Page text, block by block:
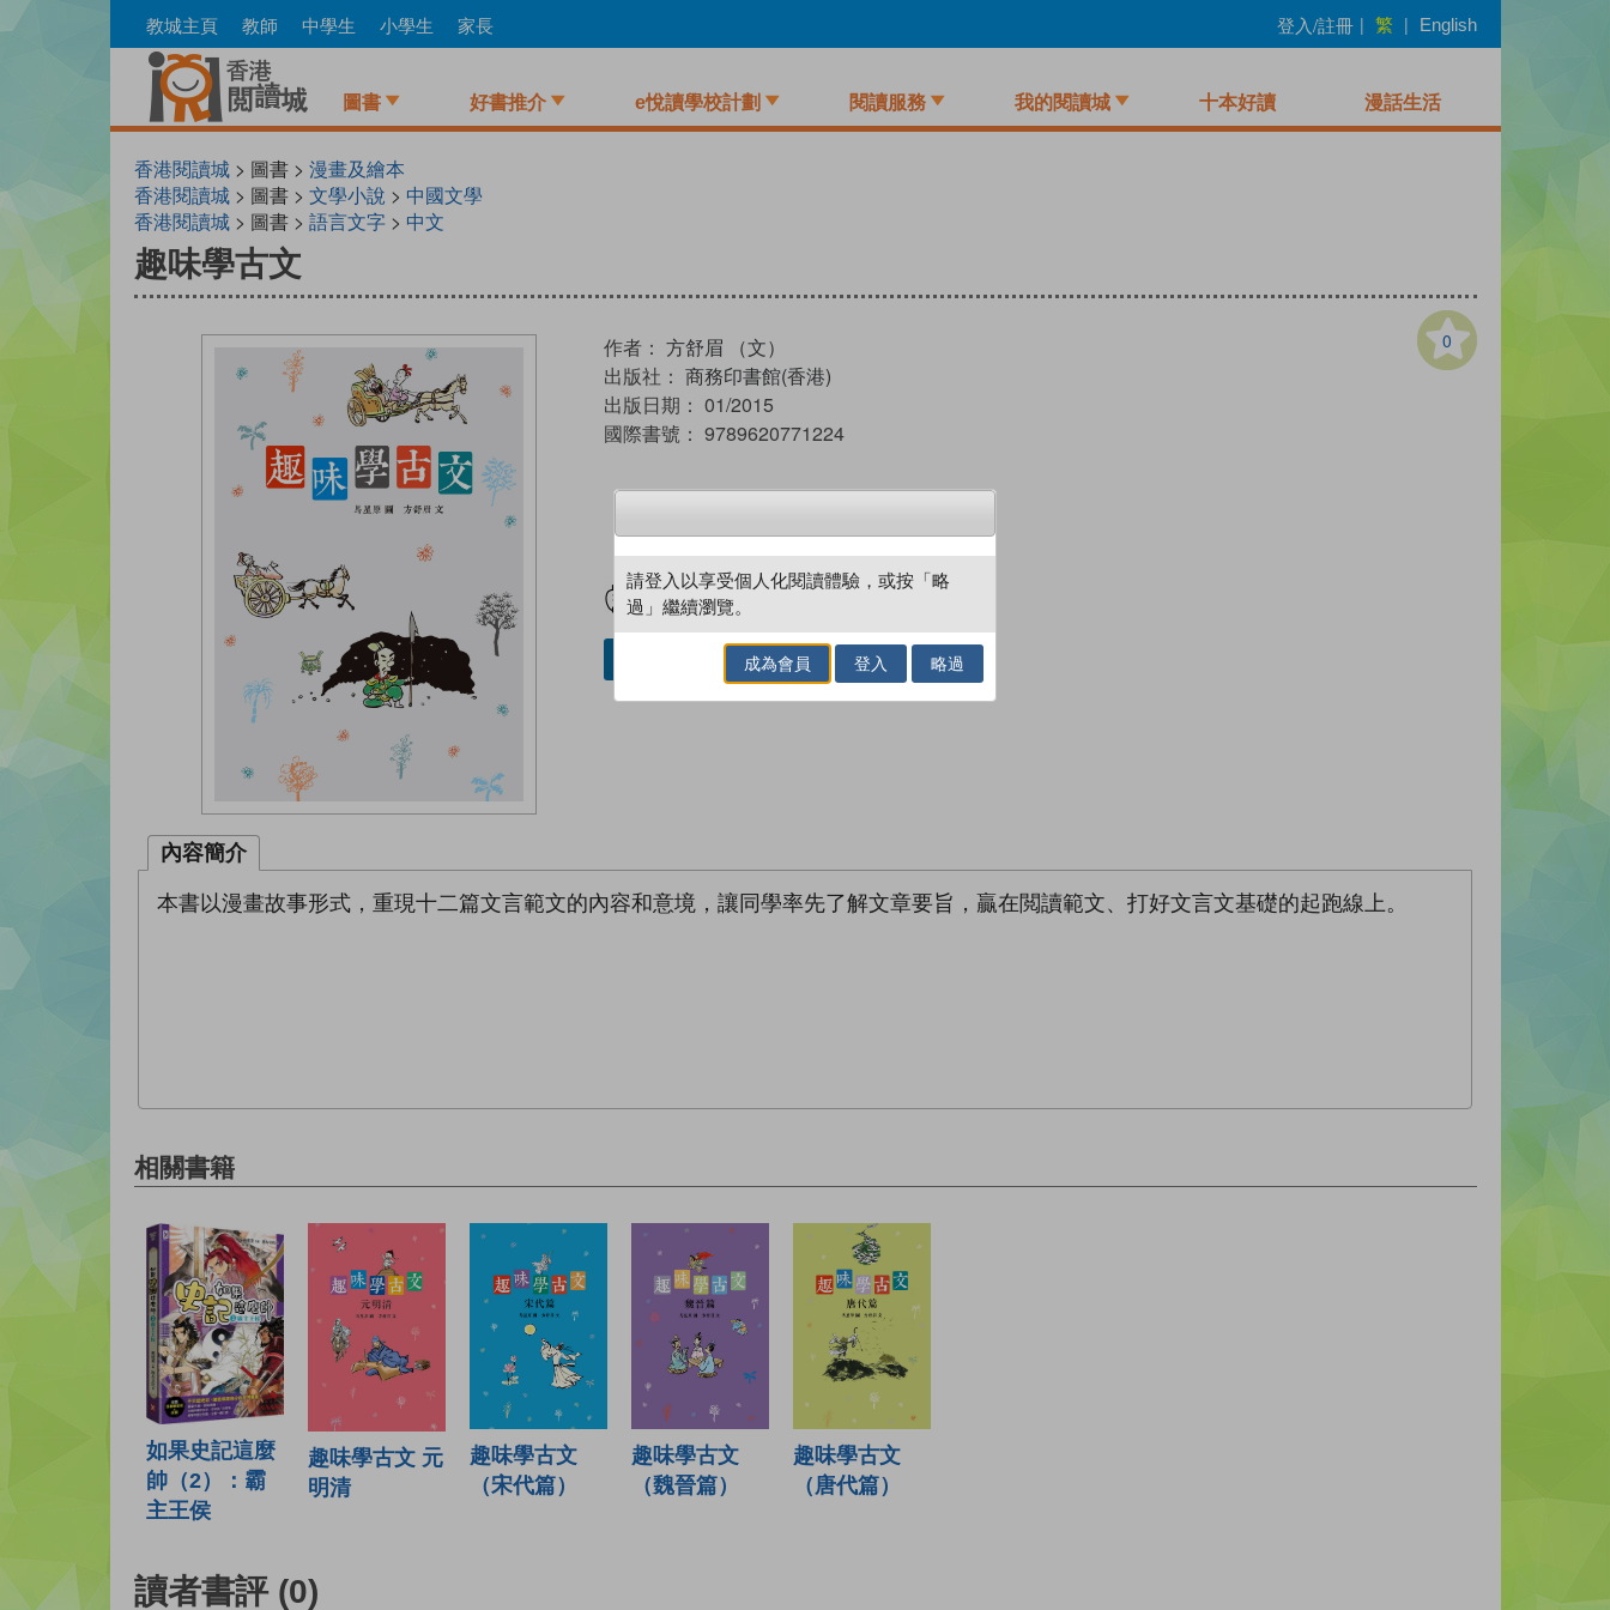
to
教城主頁 教師 中學生 小學生 家長 登入/註冊 | 繁 | English
圖書 好書推介 e悅讀學校計劃 閱讀服務 我的閱讀城 十本好讀 漫話生活
香港閱讀城> 圖書 > 漫畫及繪本
香港閱讀城> 圖書 > 文學小說 > 中國文學
香港閱讀城> 圖書 > 語言文字> 中文
趣味學古文
0
作者： 方舒眉 （文）
出版社： 商務印書館(香港)
出版日期： 01/2015
國際書號： 9789620771224
試閲 加入閱讀紀錄
加入／閱讀電子書
內容簡介
本書以漫畫故事形式，重現十二篇文言範文的內容和意境，讓同學率先了解文章要旨，贏在閲讀範文、打好文言文基礎的起跑線上。
相關書籍
如果史記這麼
帥（2）：霸
主王侯
趣味學古文 元
明清
趣味學古文
（宋代篇）
趣味學古文
（魏晉篇）
趣味學古文
（唐代篇）
讀者書評 (0)
請登入以享受個人化閱讀體驗，或按「略
過」繼續瀏覽。
成為會員 登入 略過